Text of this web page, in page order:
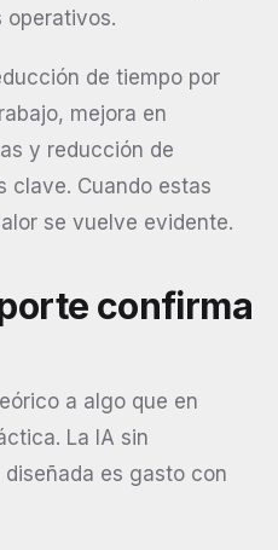
operativos.
de tiempo por
mejora en
y reducción de
clave. Cuando estas
se vuelve evidente.
confirma
a algo que en
La IA sin
es gasto con